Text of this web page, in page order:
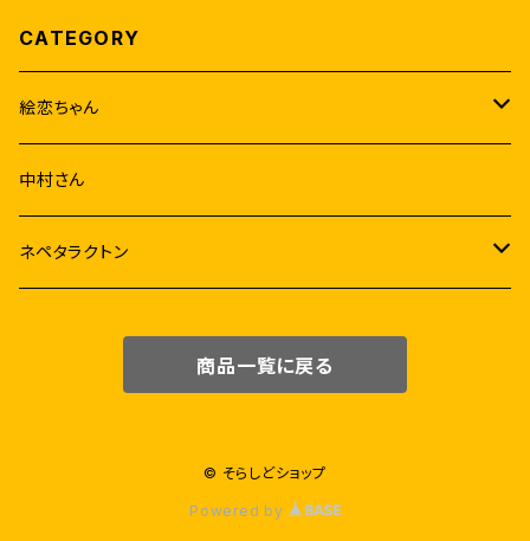
CATEGORY
絵恋ちゃん
音源
アルバム
映像
中村さん
ネペタラクトン
商品一覧に戻る
© そらしどショップ
Powered by